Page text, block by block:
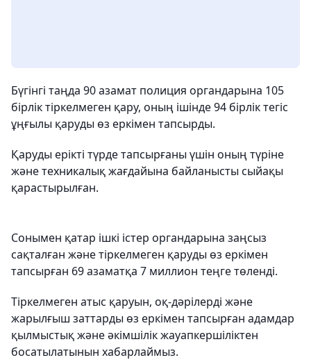
Бүгінгі таңда 90 азамат полиция органдарына 105
бірлік тіркелмеген қару, оның ішінде 94 бірлік тегіс
ұңғылы қаруды өз еркімен тапсырды.
Қаруды ерікті түрде тапсырғаны үшін оның түріне
және техникалық жағдайына байланысты сыйақы
қарастырылған.
Сонымен қатар ішкі істер органдарына заңсыз
сақталған және тіркелмеген қаруды өз еркімен
тапсырған 69 азаматқа 7 миллион теңге төленді.
Тіркелмеген атыс қаруын, оқ-дәрілерді және
жарылғыш заттарды өз еркімен тапсырған адамдар
қылмыстық және әкімшілік жауапкершіліктен
босатылатынын хабарлаймыз.